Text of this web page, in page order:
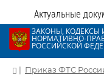
Актуальные
ЗАКОНЫ, КОДЕКСЫ
НОРМАТИВНО-
РОССИЙСКОЙ
| Приказ ФТС